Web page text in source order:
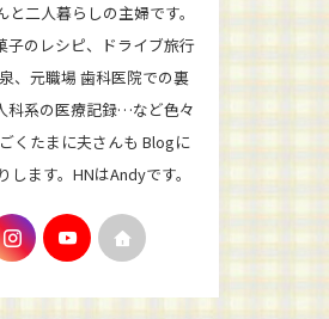
二人暮らしの主婦です。
子のレシピ、ドライブ旅行
、元職場 歯科医院での裏
科系の医療記録…など色々
くたまに夫さんも Blogに
します。HNはAndyです。